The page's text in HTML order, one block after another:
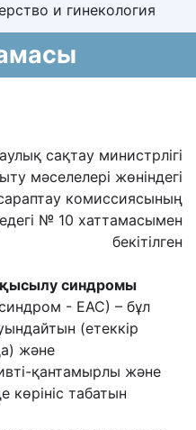
и гинекология
сақтау министрлігі
мәселелері жөніндегі
комиссиясының
№ 10 хаттамасымен
бекітілген
қысылу синдромы
- ЕАС) – бұл
(етеккір
және
қантамырлы және
көрініс табатын